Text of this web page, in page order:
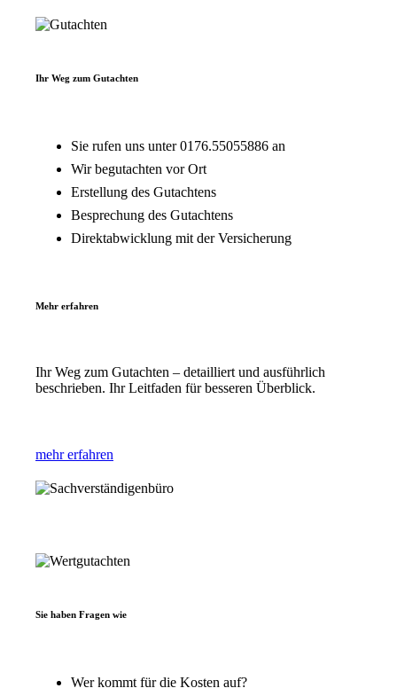
Ihr Weg zum Gutachten
Sie rufen uns unter 0176.55055886 an
Wir begutachten vor Ort
Erstellung des Gutachtens
Besprechung des Gutachtens
Direktabwicklung mit der Versicherung
Mehr erfahren
Ihr Weg zum Gutachten – detailliert und ausführlich
beschrieben. Ihr Leitfaden für besseren Überblick.
mehr erfahren
Sie haben Fragen wie
Wer kommt für die Kosten auf?